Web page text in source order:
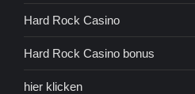
Hard Rock Casino
Hard Rock Casino bonus
hier klicken